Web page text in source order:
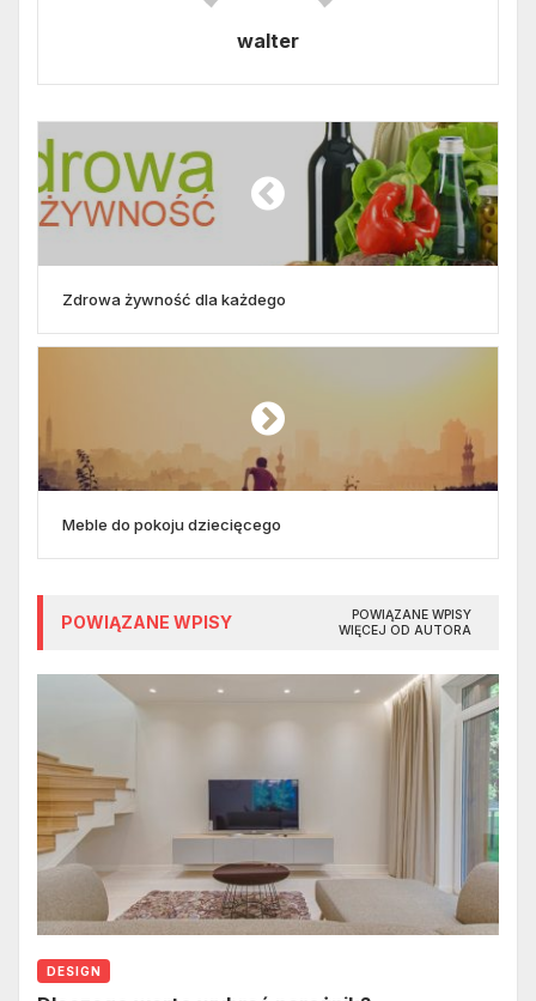
walter
Zdrowa żywność dla każdego
Meble do pokoju dziecięcego
POWIĄZANE WPISY
POWIĄZANE WPISY
WIĘCEJ OD AUTORA
DESIGN